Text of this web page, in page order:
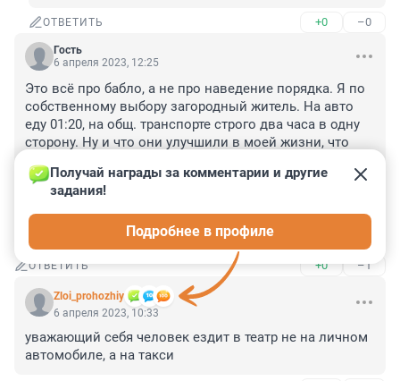
ОТВЕТИТЬ +0 –0
Гость
6 апреля 2023, 12:25
Это всё про бабло, а не про наведение порядка. Я по
собственному выбору загородный житель. На авто
еду 01:20, на общ. транспорте строго два часа в одну
сторону. Ну и что они улучшили в моей жизни, что
Законодатель чётко разделил людей на своих и
чужих. Это не дискриминация, нет?
Про работу наземного О. Т. даже писать лень.
ОТВЕТИТЬ +0 –1
Zloi_prohozhiy
Получай награды за комментарии и другие
задания!
Подробнее в профиле
6 апреля 2023, 10:33
уважающий себя человек ездит в театр не на личном
автомобиле, а на такси